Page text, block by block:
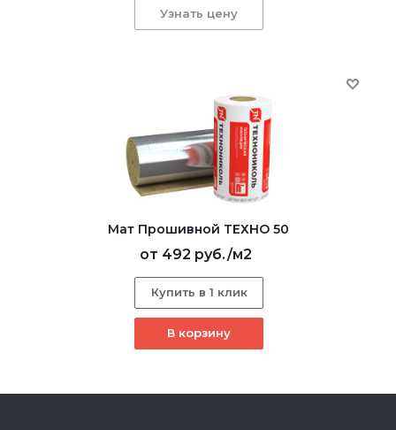
Узнать цену
Мат Прошивной ТЕХНО 50
от 492 руб./м2
Купить в 1 клик
В корзину